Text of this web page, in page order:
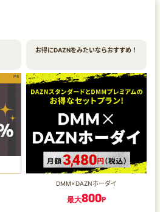
お得にDAZNをみたいならおすすめ！
DMM×DAZNホーダイ
最大800P